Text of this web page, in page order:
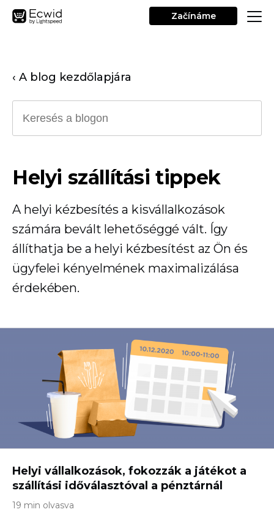
Začínáme
‹ A blog kezdőlapjára
Helyi szállítási tippek
A helyi kézbesítés a kisvállalkozások
számára bevált lehetőséggé vált. Így
állíthatja be a helyi kézbesítést az Ön és
ügyfelei kényelmének maximalizálása
érdekében.
Helyi vállalkozások, fokozzák a játékot a
szállítási időválasztóval a pénztárnál
19 min olvasva